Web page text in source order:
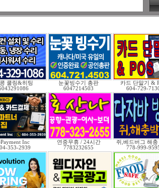
쿨링&히팅
눈꽃빙수기 총판
6047214503
카드 단말기 &
604-729-
Inc
353-2939
연중무휴 / 24시간
7783232655
쥐,베드버그 해충
778-999-